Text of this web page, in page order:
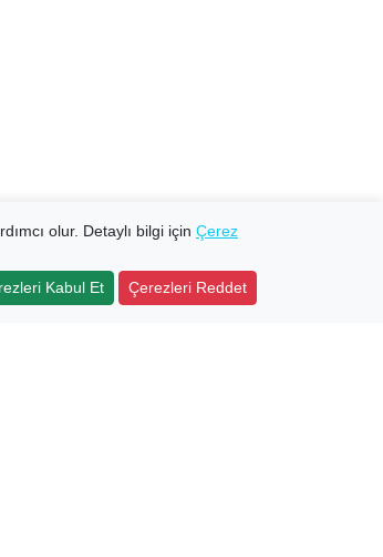
olur. Detaylı bilgi için Çerez
Kabul Et
Çerezleri Reddet